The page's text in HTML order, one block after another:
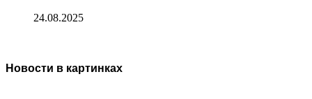
24.08.2025
Новости в картинках